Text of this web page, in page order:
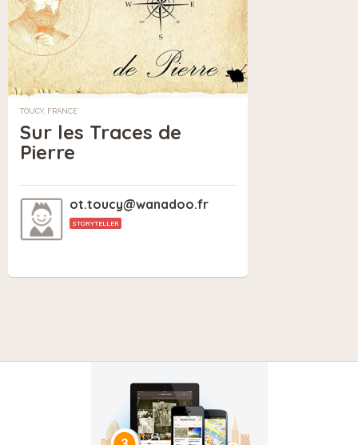
TOUCY, FRANCE
Sur les Traces de
Pierre
ot.toucy@wanadoo.fr
STORYTELLER